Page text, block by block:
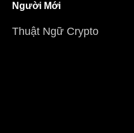
Người Mới
Thuật Ngữ Crypto